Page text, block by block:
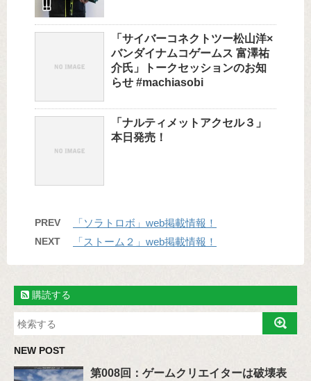
「サイバーコネクトツー松山洋×
バンダイナムコゲームス 富澤祐
介氏」トークセッションのお知
らせ #machiasobi
「ナルティメットアクセル３」
本日発売！
PREV 「ソラトロボ」web掲載情報！
NEXT 「ストーム２」web掲載情報！
購読する
NEW POST
第008回：ゲームクリエイターは破壊表